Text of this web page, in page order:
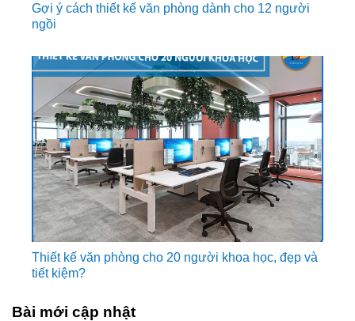
Gợi ý cách thiết kế văn phòng dành cho 12 người
ngồi
Thiết kế văn phòng cho 20 người khoa học, đẹp và
tiết kiệm?
Bài mới cập nhật